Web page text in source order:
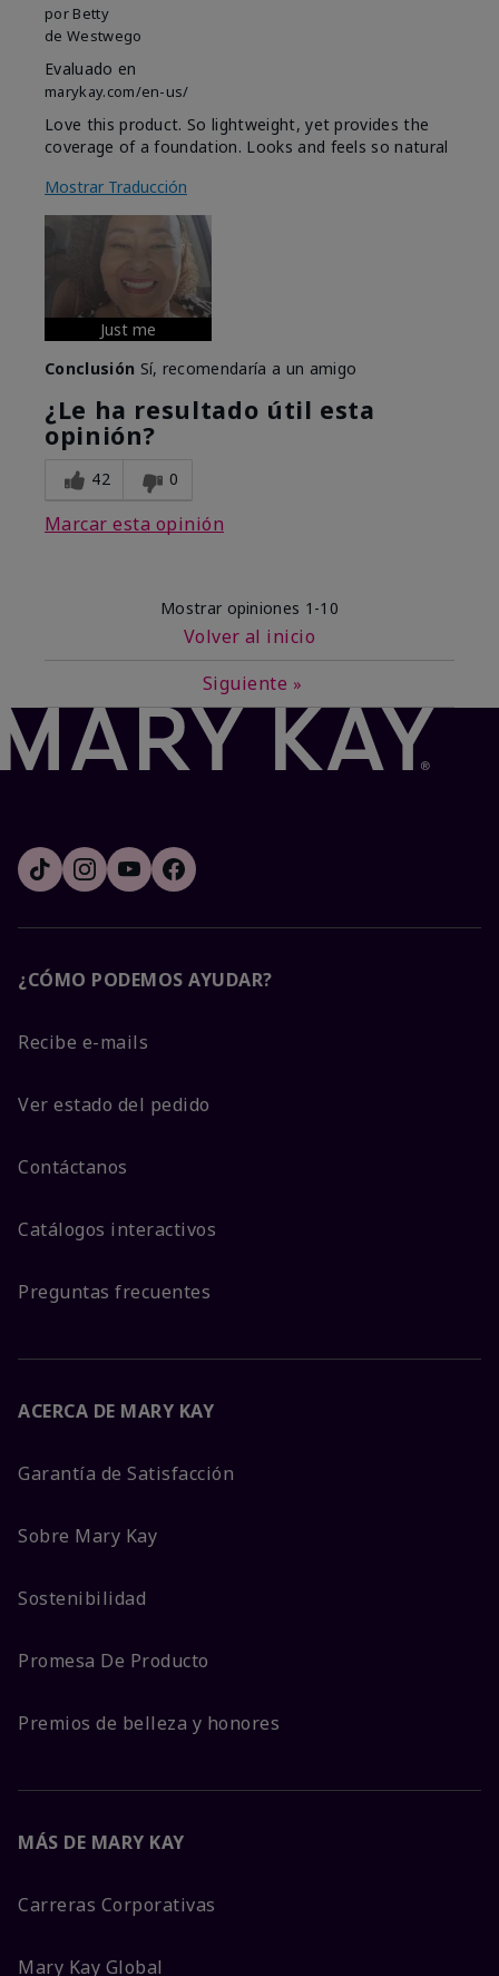
por Betty
de Westwego
Evaluado en
marykay.com/en-us/
Love this product. So lightweight, yet provides the
coverage of a foundation. Looks and feels so natural
Mostrar Traducción
Just me
Conclusión Sí, recomendaría a un amigo
¿Le ha resultado útil esta
opinión?
42 0
Marcar esta opinión
Mostrar opiniones 1-10
Volver al inicio
Siguiente »
¿CÓMO PODEMOS AYUDAR?
Recibe e-mails
Ver estado del pedido
Contáctanos
Catálogos interactivos
Preguntas frecuentes
ACERCA DE MARY KAY
Garantía de Satisfacción
Sobre Mary Kay
Sostenibilidad
Promesa De Producto
Premios de belleza y honores
MÁS DE MARY KAY
Carreras Corporativas
Mary Kay Global